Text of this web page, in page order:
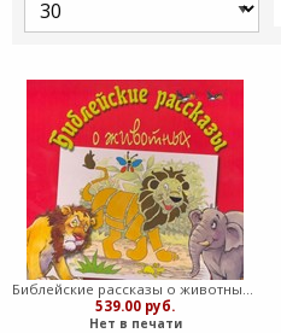
539.00 руб.
Нет в печати